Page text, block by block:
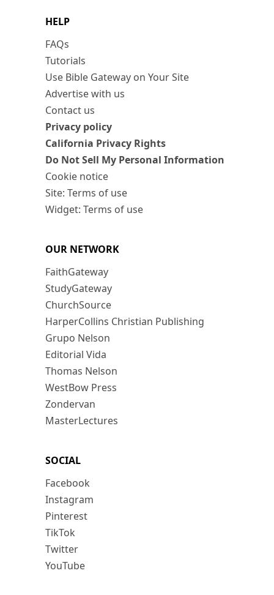
HELP
FAQs
Tutorials
Use Bible Gateway on Your Site
Advertise with us
Contact us
Privacy policy
California Privacy Rights
Do Not Sell My Personal Information
Cookie notice
Site: Terms of use
Widget: Terms of use
OUR NETWORK
FaithGateway
StudyGateway
ChurchSource
HarperCollins Christian Publishing
Grupo Nelson
Editorial Vida
Thomas Nelson
WestBow Press
Zondervan
MasterLectures
SOCIAL
Facebook
Instagram
Pinterest
TikTok
Twitter
YouTube